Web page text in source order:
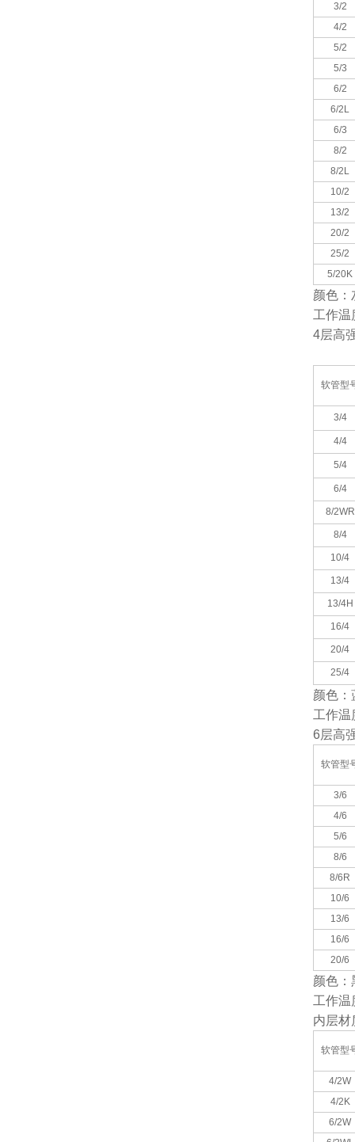
3/2
4/2
5/2
5/3
6/2
6/2L
6/3
8/2
8/2L
10/2
13/2
20/2
25/2
5/20K
颜色：
工作温
4层高
软管型
3/4
4/4
5/4
6/4
8/2WR
8/4
10/4
13/4
13/4H
16/4
20/4
25/4
颜色：
工作温
6层高
软管型
3/6
4/6
5/6
8/6
8/6R
10/6
13/6
16/6
20/6
颜色：
工作温
内层材
软管型
4/2W
4/2K
6/2W